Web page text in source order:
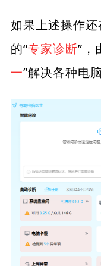
如果上述操作
的“专家诊断”，
一”解决各种电